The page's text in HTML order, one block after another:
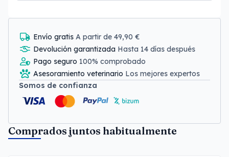
Envío gratis A partir de 49,90 €
Devolución garantizada Hasta 14 días después
Pago seguro 100% comprobado
Asesoramiento veterinario Los mejores expertos
Somos de confianza
Comprados juntos habitualmente